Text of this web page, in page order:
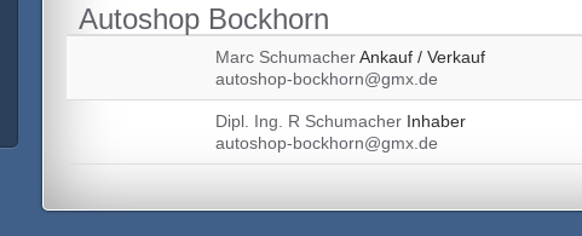
Autoshop Bockhorn
Marc SchumacherAnkauf / Verkauf
autoshop-bockhorn@gmx.de
Dipl. Ing. R SchumacherInhaber
autoshop-bockhorn@gmx.de